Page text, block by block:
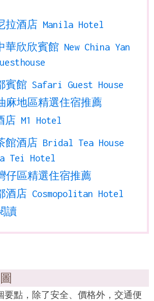
拉酒店 Manila Hotel
華欣欣賓館 New China Yan
賓館 Safari Guest House
麻地區精選住宿推薦
店 M1 Hotel
館酒店 Bridal Tea House
Tei Hotel
仔區精選住宿推薦
酒店 Cosmopolitan Hotel
讀
要點，除了安全、價格外，交通便